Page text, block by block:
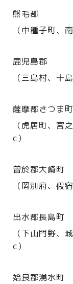
熊毛郡
（中種子町、
鹿児島郡
（三島村、十島
薩摩郡さつま町
（虎居町、宮
c）
曽於郡大崎町
（岡別府、假
出水郡長島町
（下山門野、
c）
姶良郡湧水町